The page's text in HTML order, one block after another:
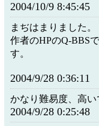
2004/10/9 8:45:45
まぢはまりました。
作者のHPのQ-BBS
す。
2004/9/28 0:36:11
かなり難易度、高い
2004/9/28 0:25:48